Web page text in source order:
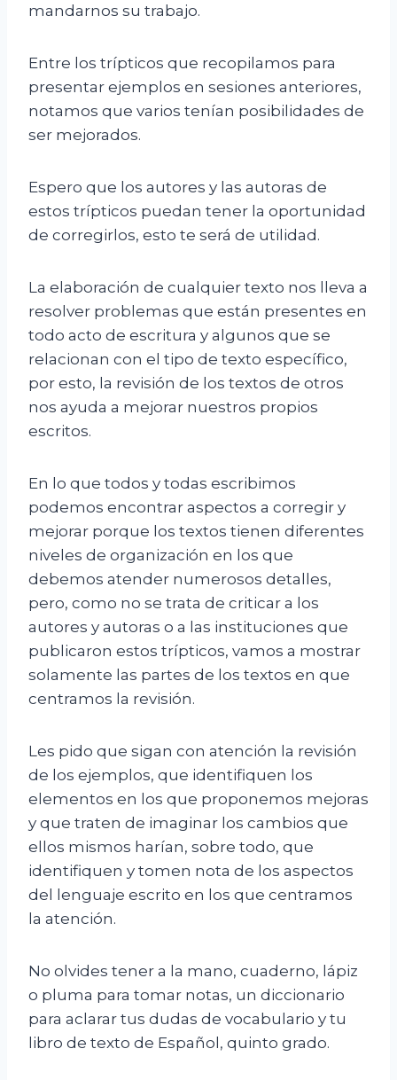
mandarnos su trabajo.
Entre los trípticos que recopilamos para
presentar ejemplos en sesiones anteriores,
notamos que varios tenían posibilidades de
ser mejorados.
Espero que los autores y las autoras de
estos trípticos puedan tener la oportunidad
de corregirlos, esto te será de utilidad.
La elaboración de cualquier texto nos lleva a
resolver problemas que están presentes en
todo acto de escritura y algunos que se
relacionan con el tipo de texto específico,
por esto, la revisión de los textos de otros
nos ayuda a mejorar nuestros propios
escritos.
En lo que todos y todas escribimos
podemos encontrar aspectos a corregir y
mejorar porque los textos tienen diferentes
niveles de organización en los que
debemos atender numerosos detalles,
pero, como no se trata de criticar a los
autores y autoras o a las instituciones que
publicaron estos trípticos, vamos a mostrar
solamente las partes de los textos en que
centramos la revisión.
Les pido que sigan con atención la revisión
de los ejemplos, que identifiquen los
elementos en los que proponemos mejoras
y que traten de imaginar los cambios que
ellos mismos harían, sobre todo, que
identifiquen y tomen nota de los aspectos
del lenguaje escrito en los que centramos
la atención.
No olvides tener a la mano, cuaderno, lápiz
o pluma para tomar notas, un diccionario
para aclarar tus dudas de vocabulario y tu
libro de texto de Español, quinto grado.